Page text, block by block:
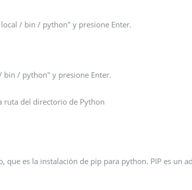
/ bin / python" y presione Enter.
bin / python" y presione Enter.
del directorio de Python
que es la instalación de pip para python. PIP es un